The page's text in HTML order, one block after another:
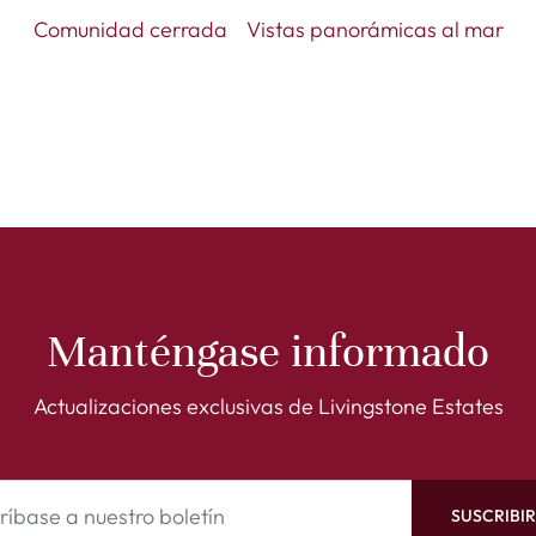
Comunidad cerrada Vistas panorámicas al mar
Manténgase informado
Actualizaciones exclusivas de Livingstone Estates